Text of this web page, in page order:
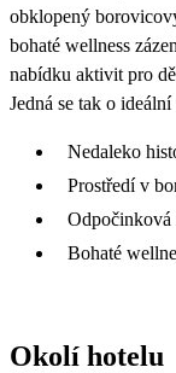
obklopený
bohaté wellness
nabídku aktivit pro
Jedná se tak o
Nedaleko
Prostředí v
Bohaté
Okolí hotelu